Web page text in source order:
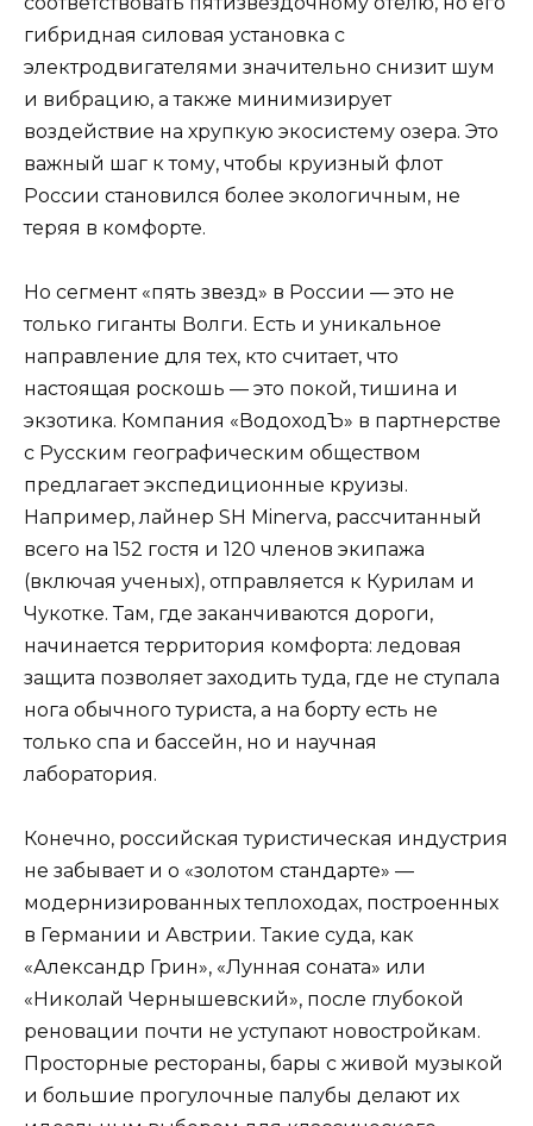
гибридная силовая установка с
электродвигателями значительно снизит шум
и вибрацию, а также минимизирует
воздействие на хрупкую экосистему озера. Это
важный шаг к тому, чтобы круизный флот
России становился более экологичным, не
теряя в комфорте.
Но сегмент «пять звезд» в России — это не
только гиганты Волги. Есть и уникальное
направление для тех, кто считает, что
настоящая роскошь — это покой, тишина и
экзотика. Компания «ВодоходЪ» в партнерстве
с Русским географическим обществом
предлагает экспедиционные круизы.
Например, лайнер SH Minerva, рассчитанный
всего на 152 гостя и 120 членов экипажа
(включая ученых), отправляется к Курилам и
Чукотке. Там, где заканчиваются дороги,
начинается территория комфорта: ледовая
защита позволяет заходить туда, где не ступала
нога обычного туриста, а на борту есть не
только спа и бассейн, но и научная
лаборатория.
Конечно, российская туристическая индустрия
не забывает и о «золотом стандарте» —
модернизированных теплоходах, построенных
в Германии и Австрии. Такие суда, как
«Александр Грин», «Лунная соната» или
«Николай Чернышевский», после глубокой
реновации почти не уступают новостройкам.
Просторные рестораны, бары с живой музыкой
и большие прогулочные палубы делают их